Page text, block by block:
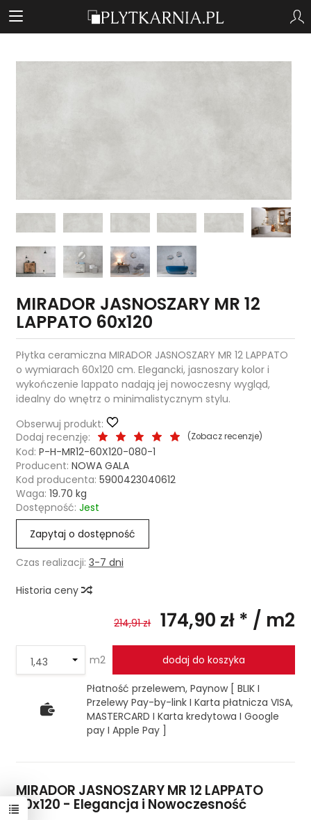
MIRADOR JASNOSZARY MR 12
LAPPATO 60x120
Płytka ceramiczna MIRADOR JASNOSZARY MR 12 LAPPATO
o wymiarach 60x120 cm. Elegancki, jasnoszary kolor i
wykończenie lappato nadają jej nowoczesny wygląd,
idealny do wnętrz o minimalistycznym stylu.
Obserwuj produkt:
Dodaj recenzję:
(Zobacz recenzje)
Kod: P-H-MR12-60X120-080-1
Producent: NOWA GALA
Kod producenta: 5900423040612
Waga: 19.70 kg
Dostępność: Jest
Zapytaj o dostępność
Czas realizacji: 3-7 dni
Historia ceny
214,91 zł 174,90 zł * / m2
m2 dodaj do koszyka
Płatność przelewem, Paynow [ BLIK I
Przelewy Pay-by-link I Karta płatnicza VISA,
MASTERCARD I Karta kredytowa I Google
pay I Apple Pay ]
MIRADOR JASNOSZARY MR 12 LAPPATO
60x120 - Elegancja i Nowoczesność